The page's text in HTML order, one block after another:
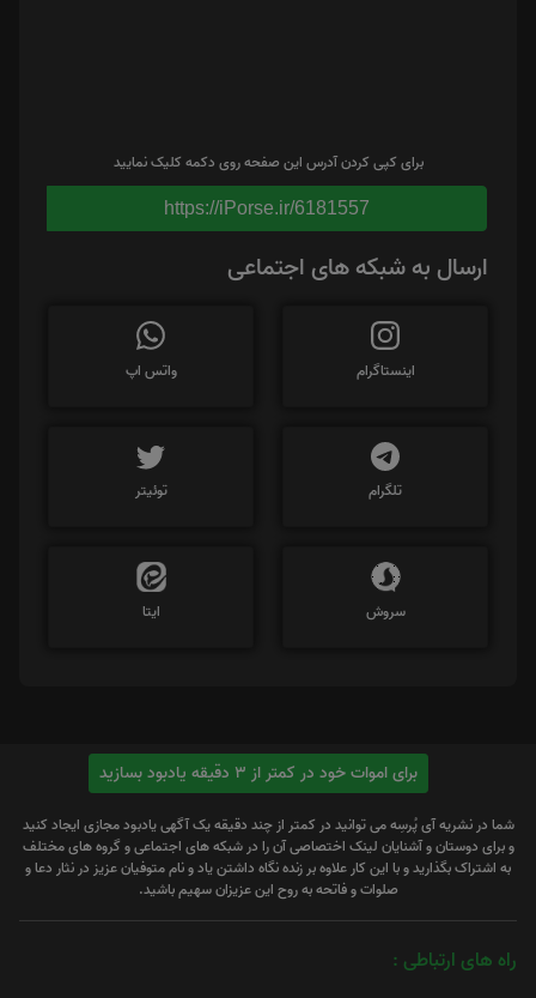
برای کپی کردن آدرس این صفحه روی دکمه کلیک نمایید
https://iPorse.ir/6181557
ارسال به شبکه های اجتماعی
اینستاگرام واتس اپ
تلگرام توئیتر
سروش ایتا
برای اموات خود در کمتر از 3 دقیقه یادبود بسازید
شما در نشریه آی پُرسِه می توانید در کمتر از چند دقیقه یک آگهی یادبود مجازی ایجاد کنید
و برای دوستان و آشنایان لینک اختصاصی آن را در شبکه های اجتماعی و گروه های مختلف
به اشتراک بگذارید و با این کار علاوه بر زنده نگاه داشتن یاد و نام متوفیان عزیز در نثار دعا و
صلوات و فاتحه به روح این عزیزان سهیم باشید.
راه های ارتباطی :